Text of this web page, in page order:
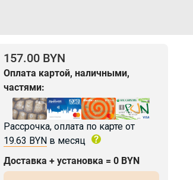
157.00 BYN
Оплата картой, наличными,
частями:
Рассрочка, оплата по карте от
19.63 BYNв месяц
Доставка + установка = 0 BYN